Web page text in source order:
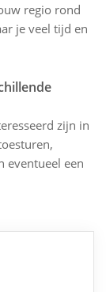
regio rond
je veel tijd en
zijn in
eventueel een